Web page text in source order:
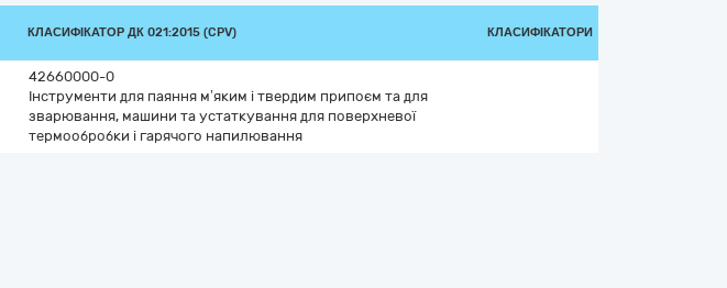
КЛАСИФІКАТОР ДК 021:2015 (CPV) КЛАСИФІКАТОРИ
42660000-0
Інструменти для паяння м’яким і твердим припоєм та для
зварювання, машини та устаткування для поверхневої
термообробки і гарячого напилювання